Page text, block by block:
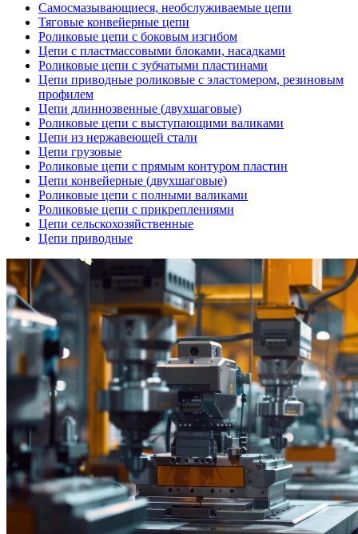
Самосмазывающиеся, необслуживаемые цепи
Тяговые конвейерные цепи
Роликовые цепи с боковым изгибом
Цепи с пластмассовыми блоками, насадками
Роликовые цепи с зубчатыми пластинами
Цепи приводные роликовые с эластомером, резиновым
профилем
Цепи длиннозвенные (двухшаговые)
Роликовые цепи с выступающими валиками
Цепи из нержавеющей стали
Цепи грузовые
Роликовые цепи с прямым контуром пластин
Цепи конвейерные (двухшаговые)
Роликовые цепи с полными валиками
Роликовые цепи с прикреплениями
Цепи сельскохозяйственные
Цепи приводные